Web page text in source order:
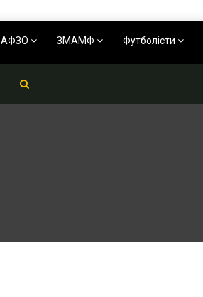
АФЗО ЗМАМФ Футболісти